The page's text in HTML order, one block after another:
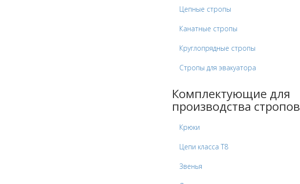
Цепные стропы
Канатные стропы
Круглопрядные стропы
Стропы для эвакуатора
Комплектующие для
производства стропов
Крюки
Цепи класса Т8
Звенья